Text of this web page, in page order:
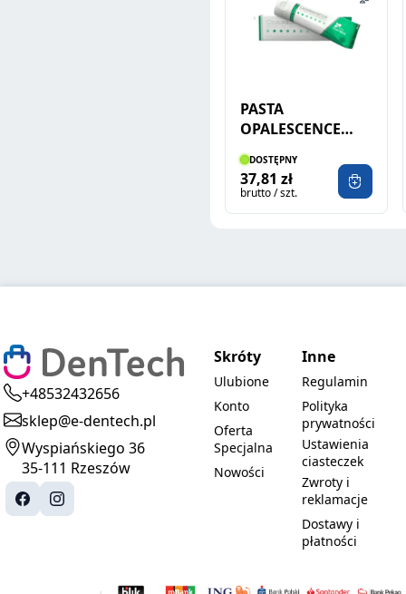
PASTA
OPALESCENCE
ORIGINAL 133G
COOL MINT
DOSTĘPNY
37,81 zł
brutto / szt.
+48532432656
sklep@e-dentech.pl
Wyspiańskiego 36
35-111 Rzeszów
Skróty
Ulubione
Konto
Oferta
Specjalna
Nowości
Inne
Regulamin
Polityka
prywatności
Ustawienia
ciasteczek
Zwroty i
reklamacje
Dostawy i
płatności